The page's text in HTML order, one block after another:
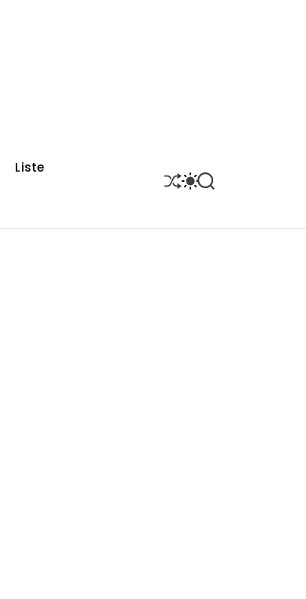
Liste
S
H
S
W
S
E